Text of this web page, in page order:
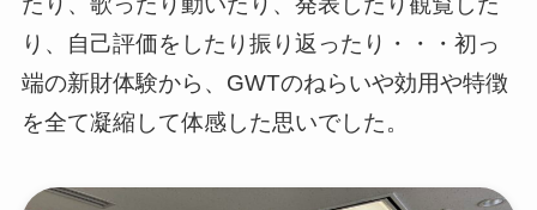
り、自己評価をしたり振り返ったり・・・初っ
端の新財体験から、GWTのねらいや効用や特徴
を全て凝縮して体感した思いでした。